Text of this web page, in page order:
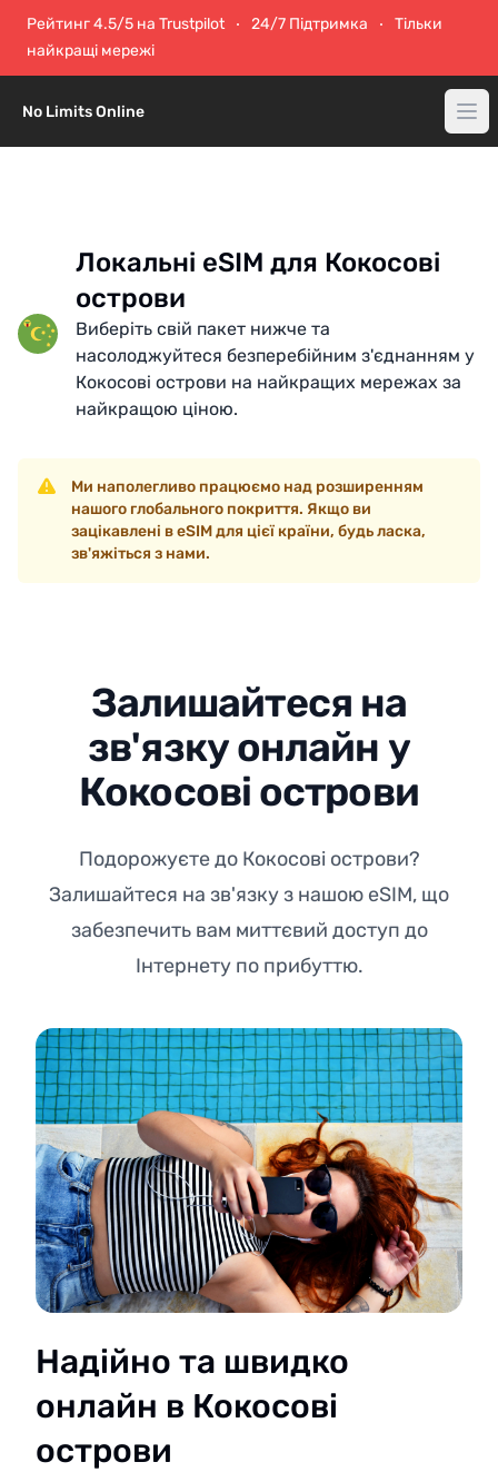
Рейтинг 4.5/5 на Trustpilot 24/7 Підтримка
Тільки
найкращі мережі
No Limits Online
Локальні eSIM для Кокосові
острови
Виберіть свій пакет нижче та
насолоджуйтеся безперебійним з'єднанням у
Кокосові острови на найкращих мережах за
найкращою ціною.
Ми наполегливо працюємо над розширенням
нашого глобального покриття. Якщо ви
зацікавлені в eSIM для цієї країни, будь ласка,
зв'яжіться з нами.
Залишайтеся на
зв'язку онлайн у
Кокосові острови
Подорожуєте до Кокосові острови?
Залишайтеся на зв'язку з нашою eSIM, що
забезпечить вам миттєвий доступ до
Інтернету по прибуттю.
Надійно та швидко
онлайн в Кокосові
острови